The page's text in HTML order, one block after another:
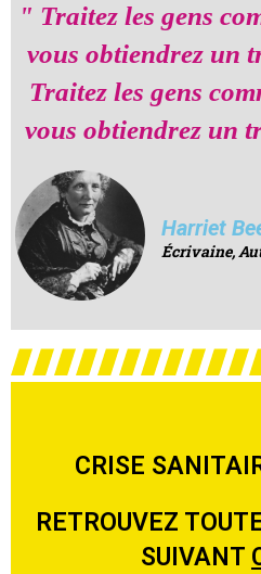
" Traitez les gens
vous obtiendrez un
Traitez les gens
vous obtiendrez un
Harriet
Écrivaine,
CRISE
RETROUVEZ
SUIVANT